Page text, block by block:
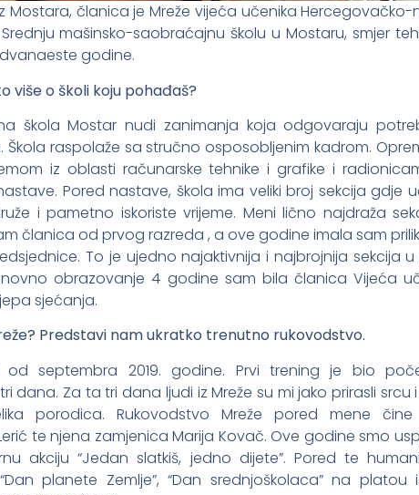
Mostara, članica je Mreže vijeća učenika
mašinsko-saobraćajnu školu u Mostaru, smjer
godine.
više o školi koju pohađaš?
škola Mostar nudi zanimanja koja odgovaraju
raspolaže sa stručno osposobljenim kadrom.
iz oblasti računarske tehnike i grafike i
Pored nastave, škola ima veliki broj sekcija gdje
i pametno iskoriste vrijeme. Meni lično najdraža
članica od prvog razreda , a ove godine imala sam
To je ujedno najaktivnija i najbrojnija sekcija u
obrazovanje 4 godine sam bila članica Vijeća
sjećanja.
Predstavi nam ukratko trenutno rukovodstvo.
od septembra 2019. godine. Prvi trening je bio
dana. Za ta tri dana ljudi iz Mreže su mi jako prirasli srcu
porodica. Rukovodstvo Mreže pored mene
te njena zamjenica Marija Kovač. Ove godine smo
akciju “Jedan slatkiš, jedno dijete”. Pored te
planete Zemlje”, “Dan srednjoškolaca” na platou